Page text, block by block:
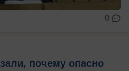
0
почему опасно